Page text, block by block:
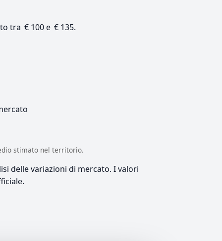
tra € 100 e € 135.
stimato nel territorio.
delle variazioni di mercato. I valori